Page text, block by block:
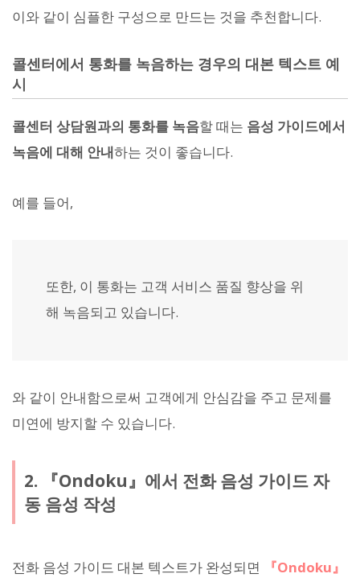
이와 같이 심플한 구성으로 만드는 것을 추천합니다.
콜센터에서 통화를 녹음하는 경우의 대본 텍스트 예
시
콜센터 상담원과의 통화를 녹음할 때는 음성 가이드에서
녹음에 대해 안내하는 것이 좋습니다.
예를 들어,
또한, 이 통화는 고객 서비스 품질 향상을 위
해 녹음되고 있습니다.
와 같이 안내함으로써 고객에게 안심감을 주고 문제를
미연에 방지할 수 있습니다.
2. 『Ondoku』에서 전화 음성 가이드 자
동 음성 작성
전화 음성 가이드 대본 텍스트가 완성되면
『Ondoku』